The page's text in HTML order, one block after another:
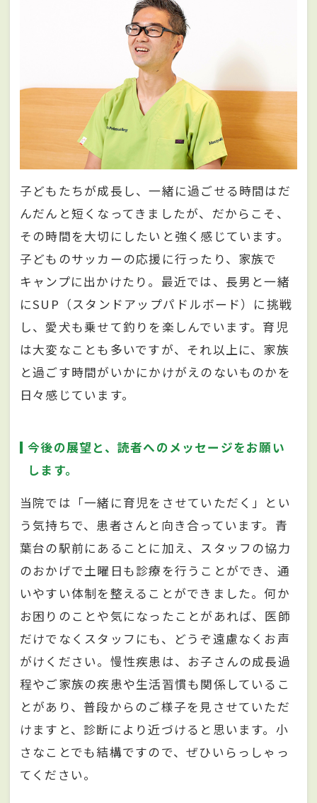
子どもたちが成長し、一緒に過ごせる時間はだ
んだんと短くなってきましたが、だからこそ、
その時間を大切にしたいと強く感じています。
子どものサッカーの応援に行ったり、家族で
キャンプに出かけたり。最近では、長男と一緒
にSUP（スタンドアップパドルボード）に挑戦
し、愛犬も乗せて釣りを楽しんでいます。育児
は大変なことも多いですが、それ以上に、家族
と過ごす時間がいかにかけがえのないものかを
日々感じています。
今後の展望と、読者へのメッセージをお願い
します。
当院では「一緒に育児をさせていただく」とい
う気持ちで、患者さんと向き合っています。青
葉台の駅前にあることに加え、スタッフの協力
のおかげで土曜日も診療を行うことができ、通
いやすい体制を整えることができました。何か
お困りのことや気になったことがあれば、医師
だけでなくスタッフにも、どうぞ遠慮なくお声
がけください。慢性疾患は、お子さんの成長過
程やご家族の疾患や生活習慣も関係しているこ
とがあり、普段からのご様子を見させていただ
けますと、診断により近づけると思います。小
さなことでも結構ですので、ぜひいらっしゃっ
てください。